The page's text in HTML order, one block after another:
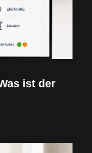
ist der